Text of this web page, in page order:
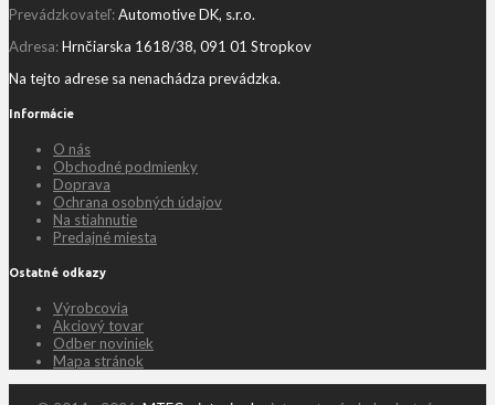
Prevádzkovateľ:Automotive DK, s.r.o.
Adresa:Hrnčiarska 1618/38, 091 01 Stropkov
Na tejto adrese sa nenachádza prevádzka.
Informácie
O nás
Obchodné podmienky
Doprava
Ochrana osobných údajov
Na stiahnutie
Predajné miesta
Ostatné odkazy
Výrobcovia
Akciový tovar
Odber noviniek
Mapa stránok